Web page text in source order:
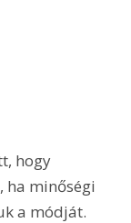
hogy
ha minőségi
a módját.